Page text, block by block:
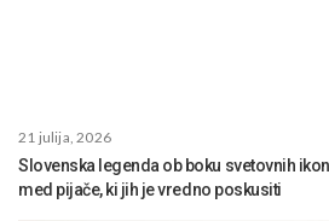
21 julija, 2026
Slovenska legenda ob boku svetovnih
med pijače, ki jih je vredno poskusiti